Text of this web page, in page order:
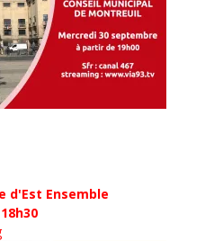
d'Est Ensemble